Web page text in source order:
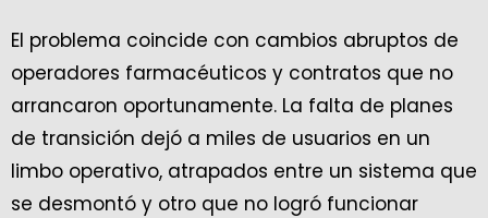
El problema coincide con cambios abruptos de
operadores farmacéuticos y contratos que no
arrancaron oportunamente. La falta de planes
de transición dejó a miles de usuarios en un
limbo operativo, atrapados entre un sistema que
se desmontó y otro que no logró funcionar